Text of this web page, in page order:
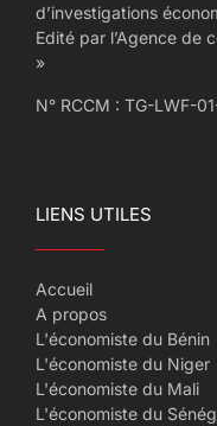
d’investigations
Edité par l’Agence de
»
N° RCCM : TG-LWF-
LIENS UTILES
Accueil
A propos
L'économiste du Bénin
L'économiste du Niger
L'économiste du Mali
L'économiste du